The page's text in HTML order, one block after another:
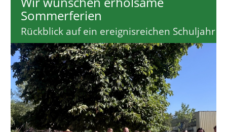
Sommerferien
Rückblick auf ein ereignisreichen Schuljahr